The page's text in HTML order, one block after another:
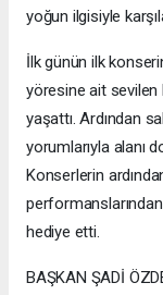
yoğun ilgisiyle
İlk günün ilk
yöresine ait sevilen
yaşattı. Ardından
yorumlarıyla alanı
Konserlerin
hediye etti.
BAŞKAN ŞADİ